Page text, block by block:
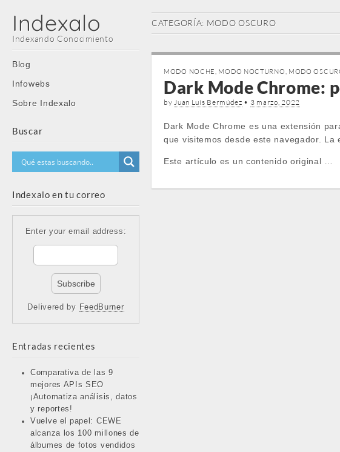
Indexalo
Indexando Conocimiento
Main
menu
Skip
content
Blog
Infowebs
Sobre Indexalo
Buscar
Indexalo en tu correo
Enter your email address:
Delivered by FeedBurner
Entradas recientes
Comparativa de las 9
mejores APIs SEO
¡Automatiza análisis, datos
y reportes!
Vuelve el papel: CEWE
alcanza los 100 millones de
álbumes de fotos vendidos
CATEGORÍA: MODO OSCURO
MODO NOCHE, MODO NOCTURNO, MODO
Dark Mode Chrome:
byJuan Luis Bermúdez • 3 marzo, 2022
Dark Mode Chrome es una extensión
que visitemos desde este navegador. La
Este artículo es un contenido original …